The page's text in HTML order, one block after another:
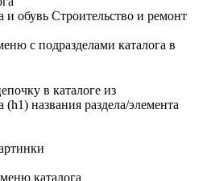
и обувь Строительство и ремонт
с подразделами каталога в
в каталоге из
(h1) названия раздела/элемента
каталога